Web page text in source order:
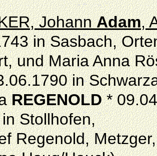
JohannAdam,
in Sasbach,
und Maria Anna
in
REGENOLD*
Stollhofen,
Regenold,